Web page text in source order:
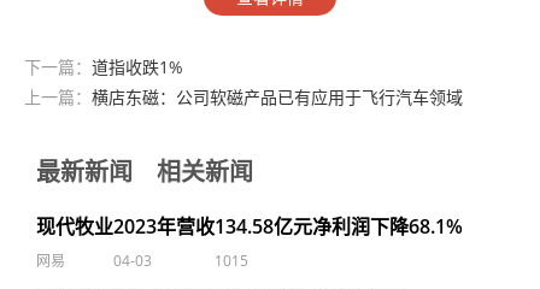
下一篇： 道指收跌1%
上一篇： 横店东磁：公司软磁产品已有应用于飞行汽车领域
最新新闻 相关新闻
现代牧业2023年营收134.58亿元净利润下降68.1%
网易 04-03 1015